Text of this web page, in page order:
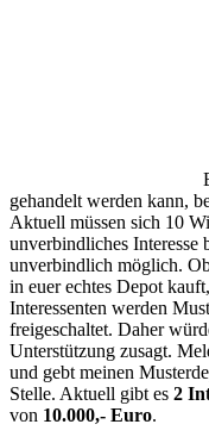
gehandelt werden kann,
Aktuell müssen sich 10
unverbindliches Interesse
unverbindlich möglich.
in euer echtes Depot
Interessenten werden
freigeschaltet. Daher
Unterstützung zusagt.
und gebt meinen
Stelle. Aktuell gibt es 2
von 10.000,- Euro.